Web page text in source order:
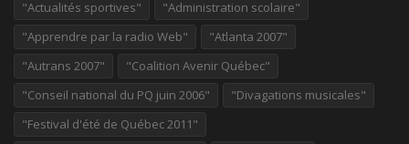
"Actualités sportives"
"Administration scolaire"
"Apprendre par la radio Web"
"Atlanta 2007"
"Autrans 2007"
"Coalition Avenir Québec"
"Conseil national du PQ juin 2006"
"Divagations musicales"
"Festival d'été de Québec 2011"